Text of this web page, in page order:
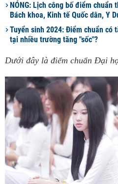
NÓNG: Lịch công bố điểm chuẩn
Bách khoa, Kinh tế Quốc dân, Y
Tuyển sinh 2024: Điểm chuẩn có
tại nhiều trường tăng "sốc"?
Dưới đây là điểm chuẩn Đại